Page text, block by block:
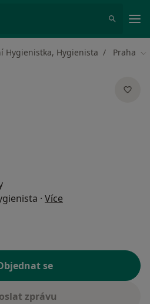
Hygienistka, Hygienista Praha
· Více
se
zprávu